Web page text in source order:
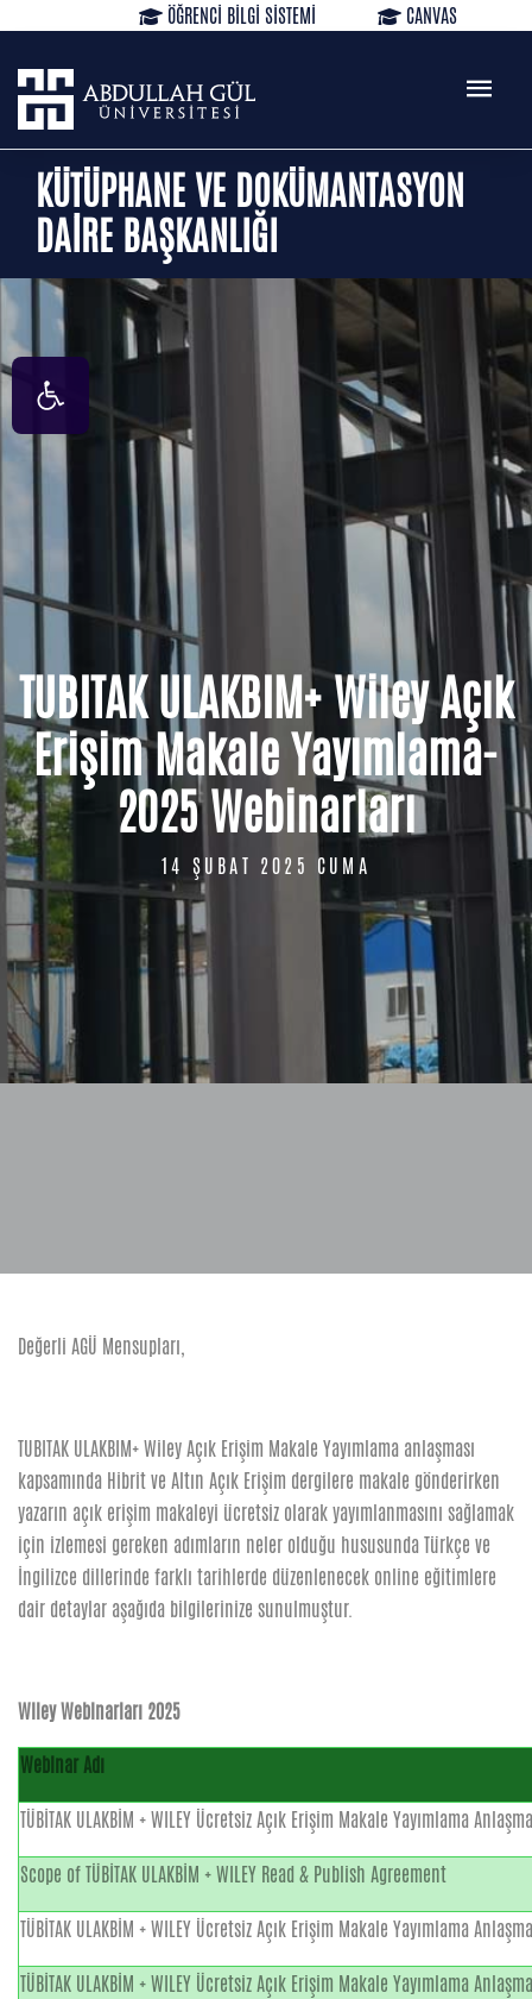
ÖĞRENCİ BİLGİ SİSTEMİ
CANVAS
TR
KÜTÜPHANE VE DOKÜMANTASYON
DAİRE BAŞKANLIĞI
Open toolbar
TUBITAK ULAKBIM+ Wiley Açık
Erişim Makale Yayımlama-
2025 Webinarları
14 ŞUBAT 2025 CUMA
Değerli AGÜ Mensupları,
TUBITAK ULAKBIM+ Wiley Açık Erişim Makale Yayımlama anlaşması
kapsamında Hibrit ve Altın Açık Erişim dergilere makale gönderirken
yazarın açık erişim makaleyi ücretsiz olarak yayımlanmasını sağlamak
için izlemesi gereken adımların neler olduğu hususunda Türkçe ve
İngilizce dillerinde farklı tarihlerde düzenlenecek online eğitimlere
dair detaylar aşağıda bilgilerinize sunulmuştur.
Wiley Webinarları 2025
Webinar Adı
TÜBİTAK ULAKBİM + WILEY Ücretsiz Açık Erişim Makale Yayımlama
Scope of TÜBİTAK ULAKBİM + WILEY Read & Publish Agreement
TÜBİTAK ULAKBİM + WILEY Ücretsiz Açık Erişim Makale Yayımlama
TÜBİTAK ULAKBİM + WILEY Ücretsiz Açık Erişim Makale Yayımlama